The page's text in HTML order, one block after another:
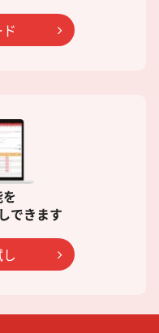
できます